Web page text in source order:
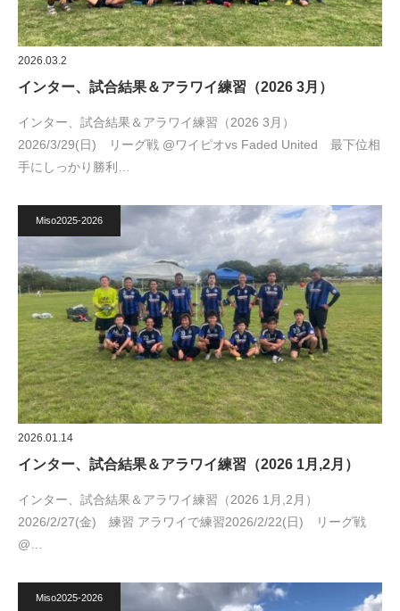
2026.03.2
インター、試合結果＆アラワイ練習（2026 3月）
インター、試合結果＆アラワイ練習（2026 3月）
2026/3/29(日) リーグ戦 @ワイピオvs Faded United 最下位相
手にしっかり勝利…
Miso2025-2026
2026.01.14
インター、試合結果＆アラワイ練習（2026 1月,2月）
インター、試合結果＆アラワイ練習（2026 1月,2月）
2026/2/27(金) 練習 アラワイで練習2026/2/22(日) リーグ戦
@…
Miso2025-2026